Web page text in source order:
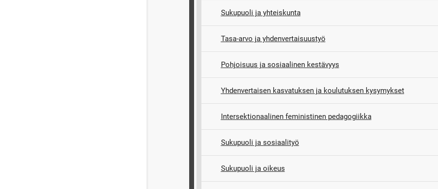
Sukupuoli ja yhteiskunta
Tasa-arvo ja yhdenvertaisuustyö
Pohjoisuus ja sosiaalinen kestävyys
Yhdenvertaisen kasvatuksen ja koulutuksen kysymykset
Intersektionaalinen feministinen pedagogiikka
Sukupuoli ja sosiaalityö
Sukupuoli ja oikeus